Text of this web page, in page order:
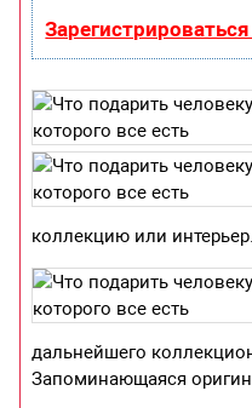
коллекцию или
дальнейшего
Запоминающаяся